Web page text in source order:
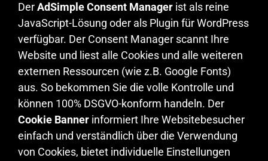
DerAdSimple Consent Manager ist als reine
JavaScript-Lösung oder als Plugin für WordPress
verfügbar. Der Consent Manager scannt Ihre
Website und liest alle Cookies und alle weiteren
externen Ressourcen (wie z.B. Google Fonts)
aus. So bekommen Sie die volle Kontrolle und
können 100% DSGVO-konform handeln. Der
Cookie Banner informiert Ihre Websitebesucher
einfach und verständlich über die Verwendung
von Cookies, bietet individuelle Einstellungen